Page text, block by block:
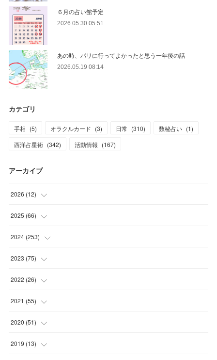
６月の占い館予定
2026.05.30 05:51
あの時、パリに行ってよかったと思う一年後の話
2026.05.19 08:14
カテゴリ
手相 (5) オラクルカード (3) 日常 (310) 数秘占い (1)
西洋占星術 (342) 活動情報 (167)
アーカイブ
2026 (12)
(2
(1)
(3
(1
2025 (66)
(3)
(3
(2
(4
2024 (253)
(14 )
(21 )
(22
(26
2023 (75)
(23 )
(30 )
(6
(5
2022 (26)
(1
(1
(1
2021 (55)
(4
(4
2020 (51)
(5
2019 (13)